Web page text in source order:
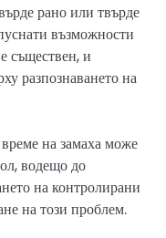
рано или твърде
възможности
съществен, и
разпознаването на
на замаха може
водещо до
на контролирани
на този проблем.